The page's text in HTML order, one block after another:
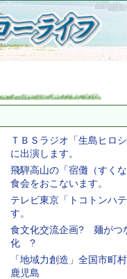
ＴＢＳラジオ「生島ヒロ
に出演します。
飛騨高山の「宿儺（すく
食会をおこないます。
テレビ東京「トコトンハ
す。
食文化交流企画? 麺がつ
化 ?
「地域力創造」全国市町
鹿児島